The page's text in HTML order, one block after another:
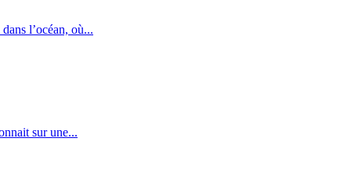
l’océan, où...
sur une...